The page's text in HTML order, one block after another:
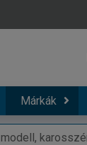
Márkák